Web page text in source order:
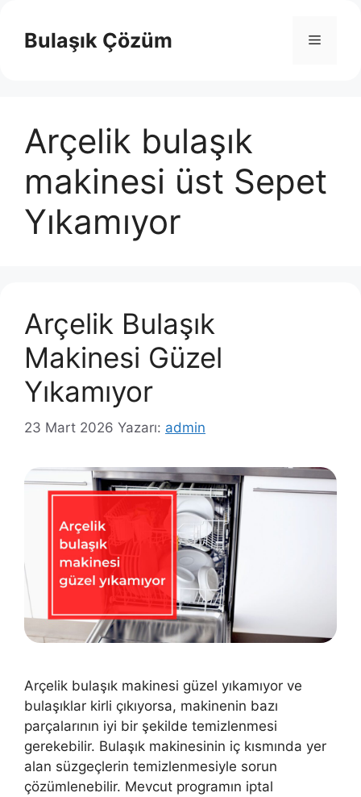
Bulaşık Çözüm Menü
Arçelik bulaşık
makinesi üst Sepet
Yıkamıyor
Arçelik Bulaşık
Makinesi Güzel
Yıkamıyor
23 Mart 2026 Yazarı: admin
Arçelik bulaşık makinesi güzel yıkamıyor ve
bulaşıklar kirli çıkıyorsa, makinenin bazı
parçalarının iyi bir şekilde temizlenmesi
gerekebilir. Bulaşık makinesinin iç kısmında yer
alan süzgeçlerin temizlenmesiyle sorun
çözümlenebilir. Mevcut programın iptal